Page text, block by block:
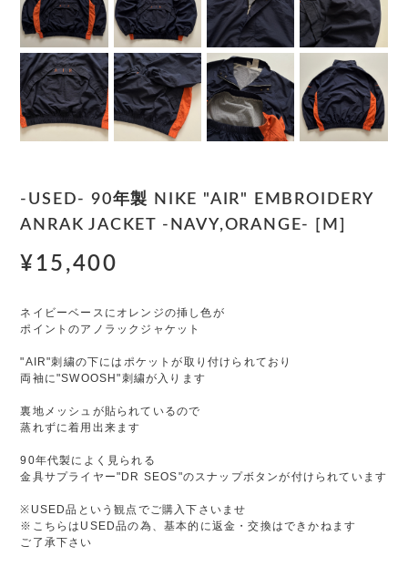
-USED- 90年製 NIKE "AIR" EMBROIDERY
ANRAK JACKET -NAVY,ORANGE- [M]
¥15,400
ネイビーベースにオレンジの挿し色が
ポイントのアノラックジャケット
"AIR"刺繍の下にはポケットが取り付けられており
両袖に"SWOOSH"刺繍が入ります
裏地メッシュが貼られているので
蒸れずに着用出来ます
90年代製によく見られる
金具サプライヤー"DR SEOS"のスナップボタンが付けられています
※USED品という観点でご購入下さいませ
※こちらはUSED品の為、基本的に返金・交換はできかねます
ご了承下さい